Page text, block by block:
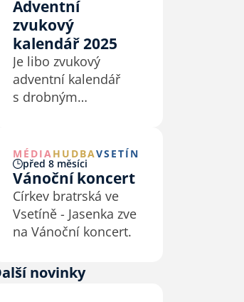
Adventní
zvukový
kalendář 2025
Je libo zvukový
adventní kalendář
s drobným
připravilo ho pro Vás
Radio 7 a Jan Valeš,
ml..
MÉDIAHUDBAVSETÍN
před 8 měsíci
Vánoční koncert
Církev bratrská ve
Vsetíně - Jasenka zve
na Vánoční koncert.
novinky